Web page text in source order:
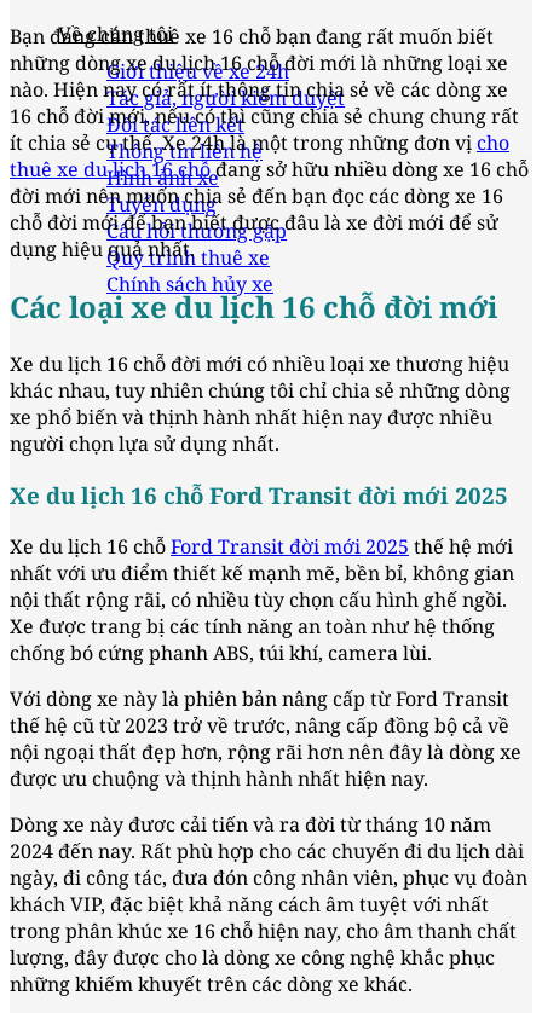
Về chúng tôi
Giới thiệu về xe 24h
Tác giả, người kiểm duyệt
Đối tác liên kết
Thông tin liên hệ
Hình ảnh xe
Tuyển dụng
Câu hỏi thường gặp
Quy trình thuê xe
Chính sách hủy xe
Bạn đang cần thuê xe 16 chỗ bạn đang rất muốn biết
những dòng xe du lịch 16 chỗ đời mới là những loại xe
nào. Hiện nay có rất ít thông tin chia sẻ về các dòng xe
16 chỗ đời mới, nếu có thì cũng chia sẻ chung chung rất
ít chia sẻ cụ thể. Xe 24h là một trong những đơn vịcho
thuê xe du lịch 16 chỗđang sở hữu nhiều dòng xe 16 chỗ
đời mới nên muốn chia sẻ đến bạn đọc các dòng xe 16
chỗ đời mới để bạn biết được đâu là xe đời mới để sử
dụng hiệu quả nhất.
Các loại xe du lịch 16 chỗ đời mới
Xe du lịch 16 chỗ đời mới có nhiều loại xe thương hiệu
khác nhau, tuy nhiên chúng tôi chỉ chia sẻ những dòng
xe phổ biến và thịnh hành nhất hiện nay được nhiều
người chọn lựa sử dụng nhất.
Xe du lịch 16 chỗ Ford Transit đời mới 2025
Xe du lịch 16 chỗFord Transit đời mới 2025 thế hệ mới
nhất với ưu điểm thiết kế mạnh mẽ, bền bỉ, không gian
nội thất rộng rãi, có nhiều tùy chọn cấu hình ghế ngồi.
Xe được trang bị các tính năng an toàn như hệ thống
chống bó cứng phanh ABS, túi khí, camera lùi.
Với dòng xe này là phiên bản nâng cấp từ Ford Transit
thế hệ cũ từ 2023 trở về trước, nâng cấp đồng bộ cả về
nội ngoại thất đẹp hơn, rộng rãi hơn nên đây là dòng xe
được ưu chuộng và thịnh hành nhất hiện nay.
Dòng xe này đươc cải tiến và ra đời từ tháng 10 năm
2024 đến nay. Rất phù hợp cho các chuyến đi du lịch dài
ngày, đi công tác, đưa đón công nhân viên, phục vụ đoàn
khách VIP, đặc biệt khả năng cách âm tuyệt với nhất
trong phân khúc xe 16 chỗ hiện nay, cho âm thanh chất
lượng, đây được cho là dòng xe công nghệ khắc phục
những khiếm khuyết trên các dòng xe khác.